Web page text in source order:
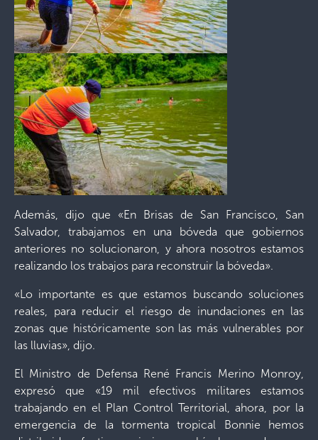
Además, dijo que «En Brisas de San Francisco, San
Salvador, trabajamos en una bóveda que gobiernos
anteriores no solucionaron, y ahora nosotros estamos
realizando los trabajos para reconstruir la bóveda».
«Lo importante es que estamos buscando soluciones
reales, para reducir el riesgo de inundaciones en las
zonas que históricamente son las más vulnerables por
las lluvias», dijo.
El Ministro de Defensa René Francis Merino Monroy,
expresó que «19 mil efectivos militares estamos
trabajando en el Plan Control Territorial, ahora, por la
emergencia de la tormenta tropical Bonnie hemos